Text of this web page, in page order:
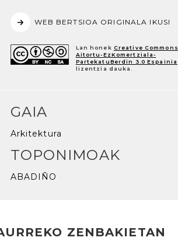
WEB BERTSIOA ORIGINALA IKUSI
Lan honek Creative Commons
Aitortu-EzKomertziala-
PartekatuBerdin 3.0 Espainia
lizentzia dauka.
GAIA
Arkitektura
TOPONIMOAK
ABADIÑO
ZENBAKIETAN